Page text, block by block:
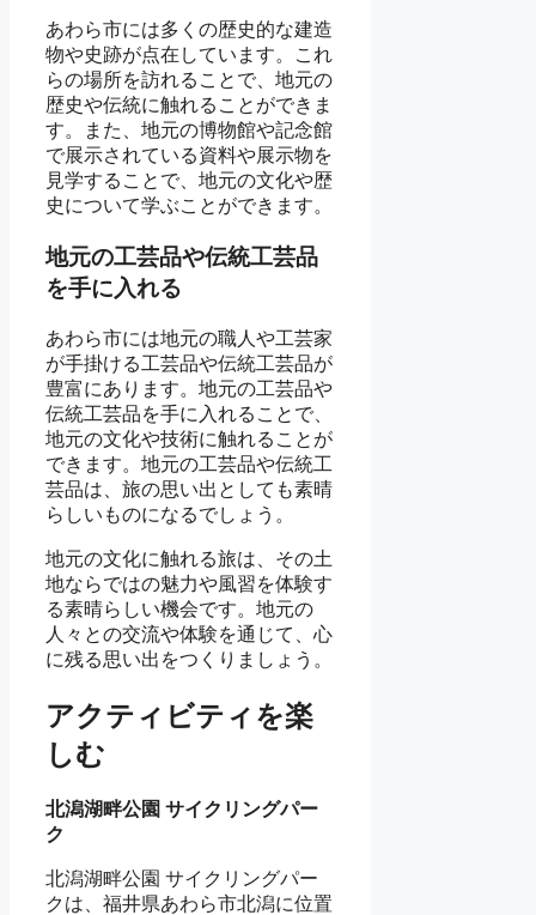
あわら市には多くの歴史的な建造
物や史跡が点在しています。これ
らの場所を訪れることで、地元の
歴史や伝統に触れることができま
す。また、地元の博物館や記念館
で展示されている資料や展示物を
見学することで、地元の文化や歴
史について学ぶことができます。
地元の工芸品や伝統工芸品
を手に入れる
あわら市には地元の職人や工芸家
が手掛ける工芸品や伝統工芸品が
豊富にあります。地元の工芸品や
伝統工芸品を手に入れることで、
地元の文化や技術に触れることが
できます。地元の工芸品や伝統工
芸品は、旅の思い出としても素晴
らしいものになるでしょう。
地元の文化に触れる旅は、その土
地ならではの魅力や風習を体験す
る素晴らしい機会です。地元の
人々との交流や体験を通じて、心
に残る思い出をつくりましょう。
アクティビティを楽
しむ
北潟湖畔公園 サイクリングパー
ク
北潟湖畔公園 サイクリングパー
クは、福井県あわら市北潟に位置